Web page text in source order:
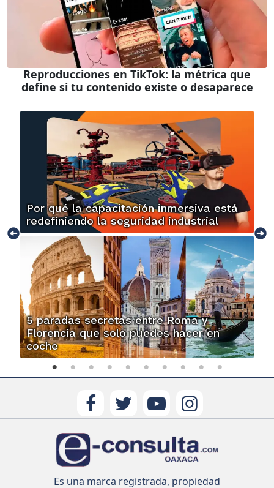
Reproducciones en TikTok: la métrica que
define si tu contenido existe o desaparece
Por qué la capacitación inmersiva está
redefiniendo la seguridad industrial
5 paradas secretas entre Roma y
Florencia que solo puedes hacer en
coche
Es una marca registrada, propiedad